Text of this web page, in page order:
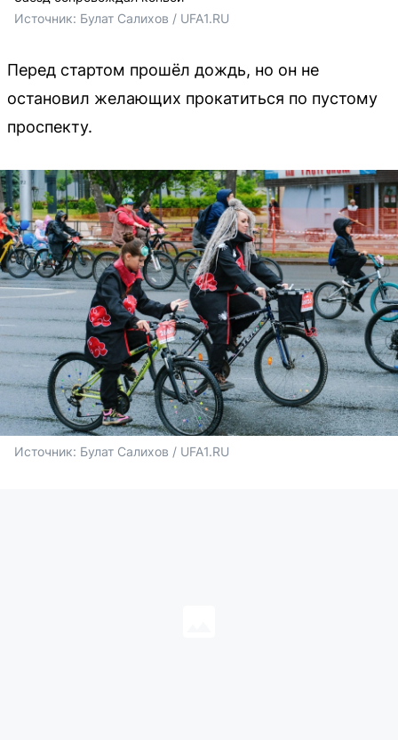
Источник: Булат Салихов / UFA1.RU
Перед стартом прошёл дождь, но он не
остановил желающих прокатиться по пустому
проспекту.
Источник: Булат Салихов / UFA1.RU